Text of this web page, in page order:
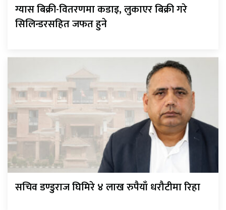
ग्यास बिक्री-वितरणमा कडाइ, लुकाएर बिक्री गरे
सिलिन्डरसहित जफत हुने
सचिव डण्डुराज घिमिरे ४ लाख रुपैयाँ धरौटीमा रिहा